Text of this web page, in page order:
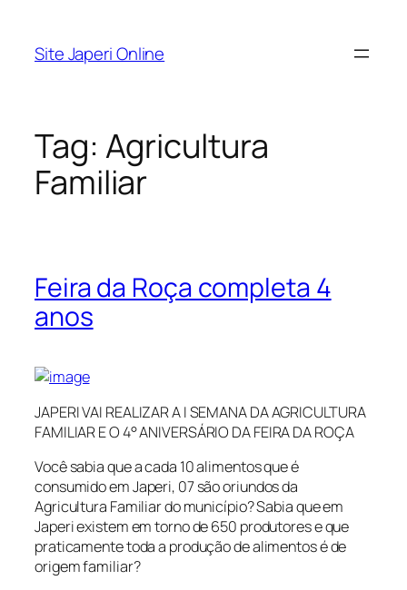
Site Japeri Online
Tag: Agricultura
Familiar
Feira da Roça completa 4
anos
JAPERI VAI REALIZAR A I SEMANA DA AGRICULTURA
FAMILIAR E O 4° ANIVERSÁRIO DA FEIRA DA ROÇA
Você sabia que a cada 10 alimentos que é
consumido em Japeri, 07 são oriundos da
Agricultura Familiar do município? Sabia que em
Japeri existem em torno de 650 produtores e que
praticamente toda a produção de alimentos é de
origem familiar?